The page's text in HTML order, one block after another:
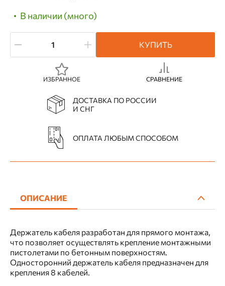
В наличии (много)
КУПИТЬ
ИЗБРАННОЕ СРАВНЕНИЕ
ДОСТАВКА ПО РОССИИ
И СНГ
ОПЛАТА ЛЮБЫМ СПОСОБОМ
ОПИСАНИЕ
Держатель кабеля разработан для прямого монтажа,
что позволяет осуществлять крепление монтажными
пистолетами по бетонным поверхностям.
Односторонний держатель кабеля предназначен для
крепления 8 кабелей.